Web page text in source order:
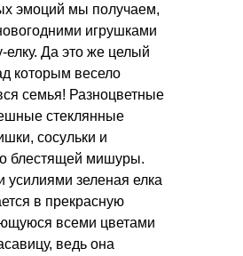
эмоций мы получаем,
игрушками
елку. Да это же целый
которым весело
семья! Разноцветные
стеклянные
сосульки и
блестящей мишуры.
зеленая елка
в прекрасную
всеми цветами
ведь она